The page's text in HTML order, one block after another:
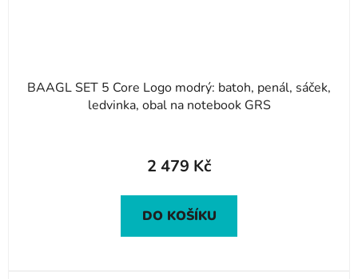
BAAGL SET 5 Core Logo modrý: batoh, penál, sáček,
ledvinka, obal na notebook GRS
2 479 Kč
DO KOŠÍKU